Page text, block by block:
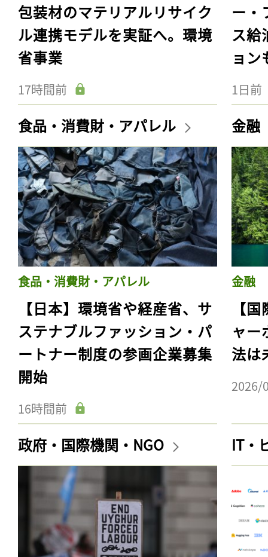
包装材のマテリアルリサイク
ル連携モデルを実証へ。環境
省事業
17時間前
ー・
ス給
ョン
1日前
食品・消費財・アパレル
食品・消費財・アパレル
【日本】環境省や経産省、サ
ステナブルファッション・パ
ートナー制度の参画企業募集
開始
16時間前
金融
金融
【
ャー
法は
2026/
政府・国際機関・NGO IT・